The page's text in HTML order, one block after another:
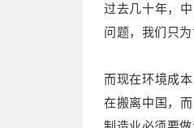
过去几十年，
问题，我们只
而现在环境成
在搬离中国，